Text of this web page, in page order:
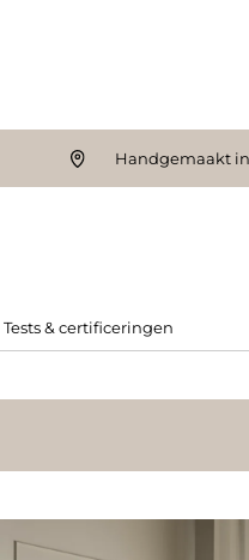
Handgemaakt
Tests & certificeringen